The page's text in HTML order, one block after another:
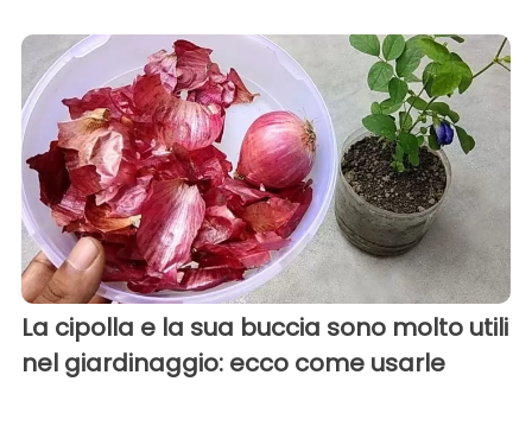
La cipolla e la sua buccia sono molto utili
nel giardinaggio: ecco come usarle